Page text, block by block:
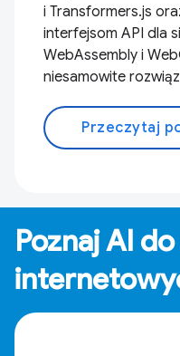
i Transformers.js
interfejsom API dla
WebAssembly i
niesamowite
Przeczytaj
Poznaj AI